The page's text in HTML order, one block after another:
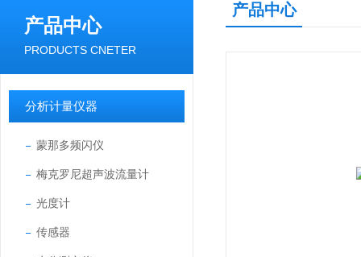
产品中心
PRODUCTS CNETER
分析计量仪器
蒙那多频闪仪
梅克罗尼超声波流量计
光度计
传感器
产品中心